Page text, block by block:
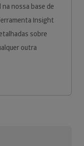
nossa base de
Insight
sobre
outra